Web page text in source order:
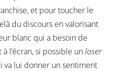
et pour toucher le
du discours en valorisant
blanc qui a besoin de
l’écran, si possible unloser
va lui donner un sentiment